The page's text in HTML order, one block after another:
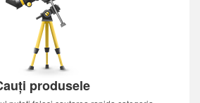
produsele